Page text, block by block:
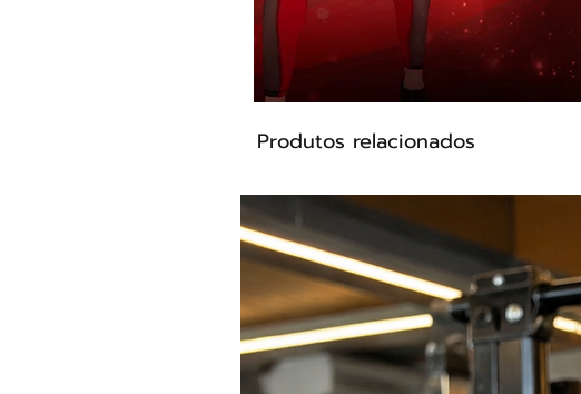
maior durabilidade, contando com forro
segurança e sustentação. Costura
elasticidade junto ao tecido e linhas
• Estampa sublimática.
• Modelagem anatômica
• Visual único
• Composição: 85% Poliéster 15% Elastano
Produtos relacionados